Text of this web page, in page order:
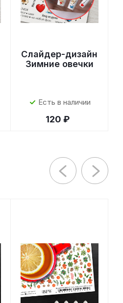
Слайдер-дизайн
Зимние овечки
Есть в наличии
120 ₽